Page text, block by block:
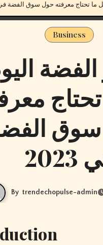
ما تحتاج معرفته حول سوق الفضة في
Business
By trendechopulse-admin